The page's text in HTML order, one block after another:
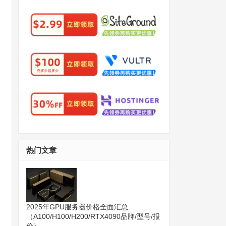
热门文章
2025年GPU服务器价格全面汇总
（A100/H100/H200/RTX4090品牌/型号/报